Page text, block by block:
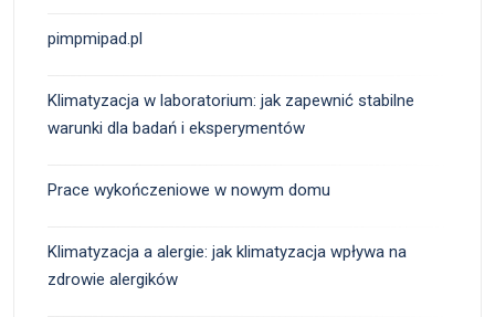
pimpmipad.pl
Klimatyzacja w laboratorium: jak zapewnić stabilne
warunki dla badań i eksperymentów
Prace wykończeniowe w nowym domu
Klimatyzacja a alergie: jak klimatyzacja wpływa na
zdrowie alergików